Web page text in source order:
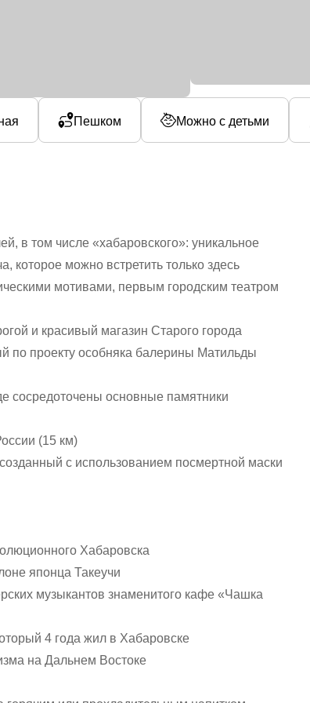
Пешком Можно с детьми
в том числе «хабаровского»: уникальное
которое можно встретить только здесь
мотивами, первым городским театром
и красивый магазин Старого города
по проекту особняка балерины Матильды
сосредоточены основные памятники
(15 км)
с использованием посмертной маски
Хабаровска
японца Такеучи
музыкантов знаменитого кафе «Чашка
4 года жил в Хабаровске
на Дальнем Востоке